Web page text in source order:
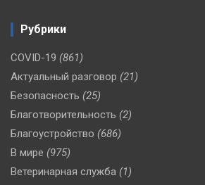
Рубрики
COVID-19 (861)
Актуальный разговор (21)
Безопасность (25)
Благотворительность (2)
Благоустройство (686)
В мире (975)
Ветеринарная служба (1)